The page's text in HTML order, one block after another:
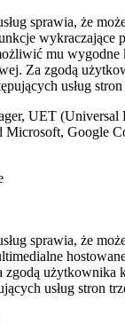
sprawia, że
wykraczające
mu wygodne
Za zgodą
usług
UET (Universal
Microsoft, Google
sprawia, że
zgodą użytkownika
usług stron